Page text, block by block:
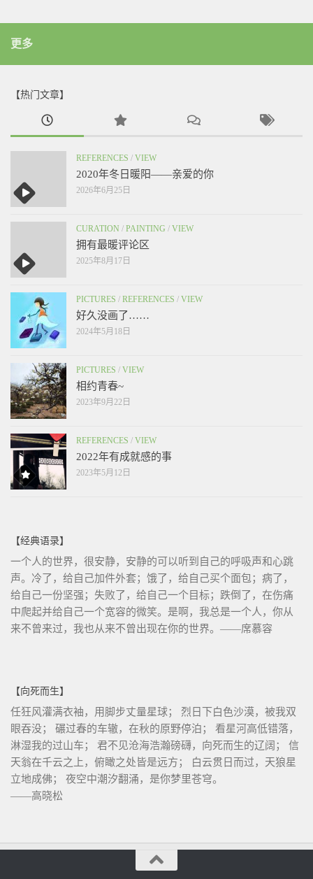
更多
【热门文章】
REFERENCES / VIEW
2020年冬日暖阳——亲爱的你
2026年6月25日
CURATION / PAINTING / VIEW
拥有最暖评论区
2025年8月17日
PICTURES / REFERENCES / VIEW
好久没画了……
2024年5月18日
PICTURES / VIEW
相约青春~
2023年9月22日
REFERENCES / VIEW
2022年有成就感的事
2023年5月12日
【经典语录】
一个人的世界，很安静，安静的可以听到自己的呼吸声和心跳
声。冷了，给自己加件外套；饿了，给自己买个面包；病了，
给自己一份坚强；失败了，给自己一个目标；跌倒了，在伤痛
中爬起并给自己一个宽容的微笑。是啊，我总是一个人，你从
来不曾来过，我也从来不曾出现在你的世界。——席慕容
【向死而生】
任狂风灌满衣袖，用脚步丈量星球； 烈日下白色沙漠，被我双
眼吞没； 碾过春的车辙，在秋的原野停泊； 看星河高低错落，
淋湿我的过山车； 君不见沧海浩瀚磅礴，向死而生的辽阔； 信
天翁在千云之上，俯瞰之处皆是远方； 白云贯日而过，天狼星
立地成佛； 夜空中潮汐翻涌，是你梦里苍穹。
——高晓松